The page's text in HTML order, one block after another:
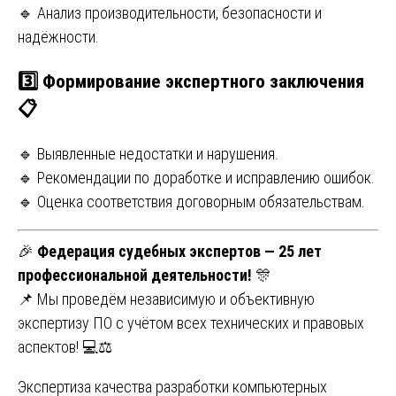
🔹 Анализ производительности, безопасности и
надёжности.
3️⃣ Формирование экспертного заключения
📋
🔹 Выявленные недостатки и нарушения.
🔹 Рекомендации по доработке и исправлению ошибок.
🔹 Оценка соответствия договорным обязательствам.
🎉 Федерация судебных экспертов — 25 лет
профессиональной деятельности! 🎊
📌 Мы проведём независимую и объективную
экспертизу ПО с учётом всех технических и правовых
аспектов! 💻⚖
Экспертиза качества разработки компьютерных